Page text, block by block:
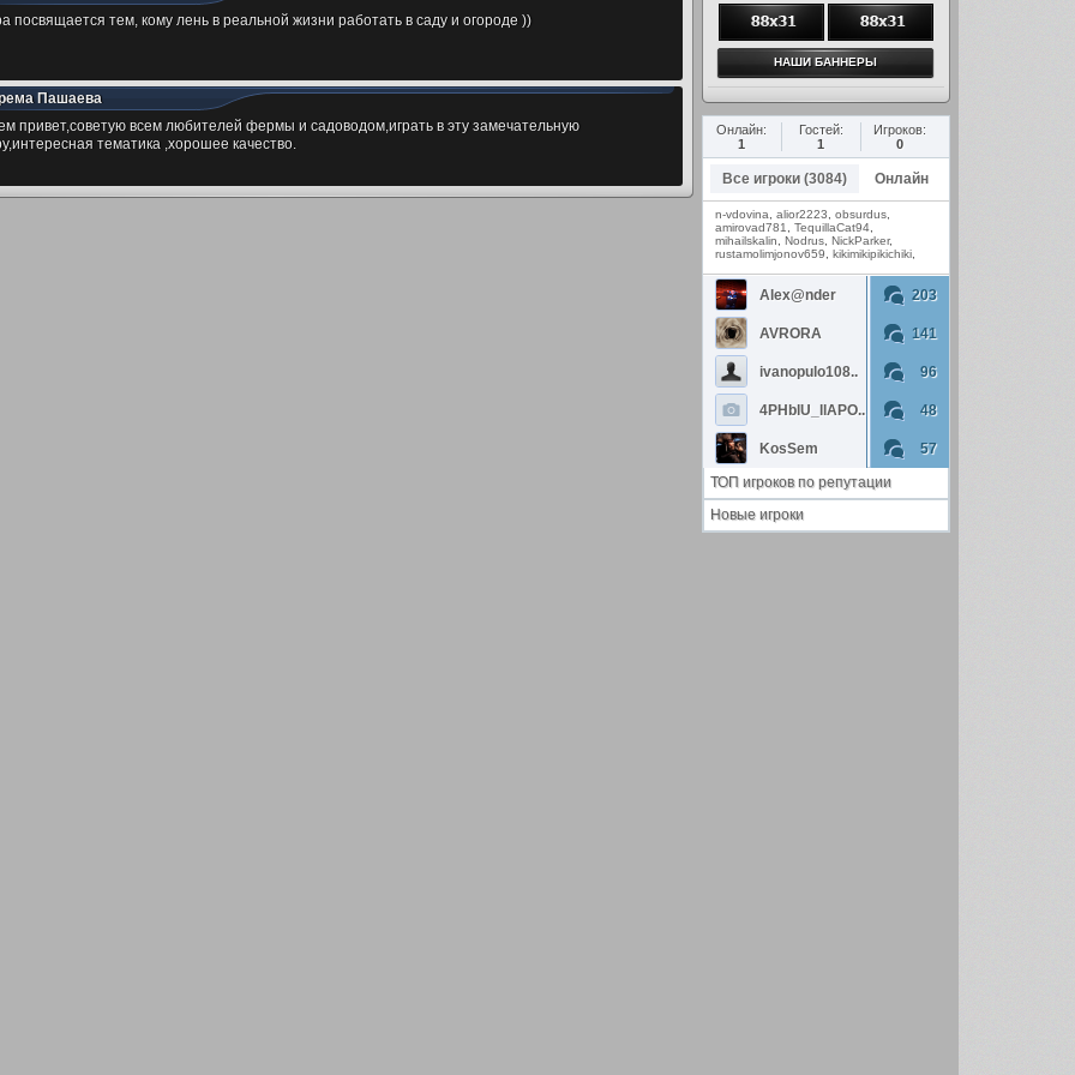
посвящается тем, кому лень в реальной жизни работать в саду и огороде ))
Пашаева
привет,советую всем любителей фермы и садоводом,играть в эту замечательную
тематика ,хорошее качество.
Онлайн:
1
Гостей:
1
Игроков:
0
Все игроки (3084) Онлайн
n-vdovina alior2223 obsurdus,
amirovad781
TequillaCat94,
mihailskalin
Nodrus, NickParker,
rustamolimjonov659
kikimikipikichiki,
Alex@nder 203
AVRORA 141
ivanopulo108.. 96
4PHblU_llAPO.. 48
KosSem
57
ТОП игроков по репутации
Новые игроки